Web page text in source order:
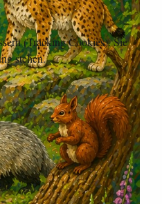
(Tracking Cookies). Sie
stehen.